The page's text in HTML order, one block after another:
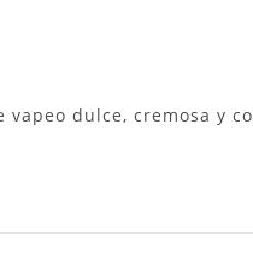
dulce, cremosa y